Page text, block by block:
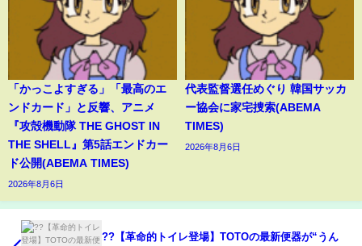
「かっこよすぎる」「最高のエ
ンドカード」と反響、アニメ
『攻殻機動隊 THE GHOST IN
THE SHELL』第5話エンドカー
ド公開(ABEMA TIMES)
2026年8月6日
代表監督選任めぐり 韓国サッカ
ー協会に家宅捜索(ABEMA
TIMES)
2026年8月6日
??【革命的トイレ登場】TOTOの最新便器が“うん